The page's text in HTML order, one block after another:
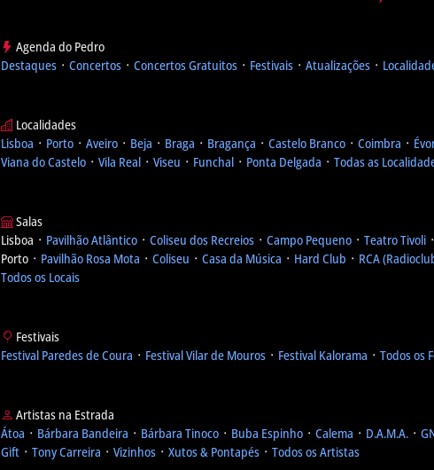
Agenda do Pedro
Destaques ᛫ Concertos ᛫ Concertos Gratuitos ᛫ Festivais ᛫ Atualizações ᛫
Localidades
Lisboa ᛫ Porto ᛫ Aveiro ᛫ Beja ᛫ Braga ᛫ Bragança ᛫ Castelo Branco ᛫ Coimbra ᛫
Viana do Castelo ᛫ Vila Real ᛫ Viseu ᛫ Funchal ᛫ Ponta Delgada ᛫ Todas as
Salas
Lisboa ᛫ Pavilhão Atlântico ᛫ Coliseu dos Recreios ᛫ Campo Pequeno ᛫ Teatro Tivoli ᛫
Porto ᛫ Pavilhão Rosa Mota ᛫ Coliseu ᛫ Casa da Música ᛫ Hard Club ᛫ RCA
Todos os Locais
Festivais
Festival Paredes de Coura ᛫ Festival Vilar de Mouros ᛫ Festival Kalorama ᛫ Todos os
Artistas na Estrada
Átoa ᛫ Bárbara Bandeira ᛫ Bárbara Tinoco ᛫ Buba Espinho ᛫ Calema ᛫ D.A.M.A. ᛫
Gift ᛫ Tony Carreira ᛫ Vizinhos ᛫ Xutos & Pontapés ᛫ Todos os Artistas